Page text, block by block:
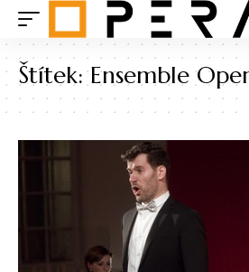
Štítek:Ensemble